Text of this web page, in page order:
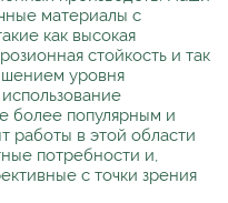
материалы с
как высокая
стойкость и так
уровня
более популярным и
работы в этой области
потребности и,
с точки зрения